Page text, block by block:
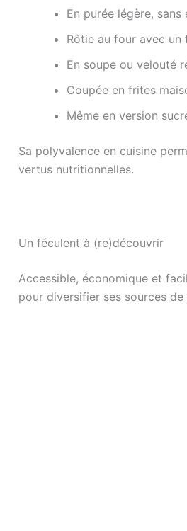
En purée légère,
Rôtie au four avec un
En soupe ou velouté
Coupée en frites
Même en version
Sa polyvalence en cuisine
vertus nutritionnelles.
Un féculent à (re)découvrir
Accessible, économique et
pour diversifier ses sources